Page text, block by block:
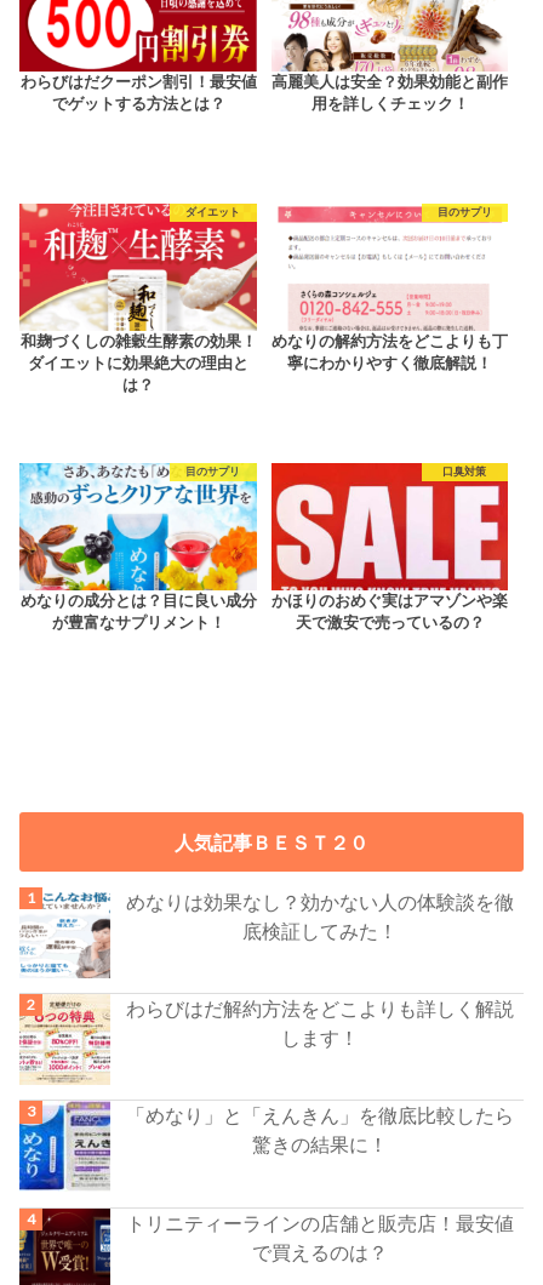
わらびはだクーポン割引！最安値
でゲットする方法とは？
高麗美人は安全？効果効能と副作
用を詳しくチェック！
ダイエット
和麹づくしの雑穀生酵素の効果！
ダイエットに効果絶大の理由と
は？
目のサプリ
めなりの解約方法をどこよりも丁
寧にわかりやすく徹底解説！
目のサプリ
めなりの成分とは？目に良い成分
が豊富なサプリメント！
口臭対策
かほりのおめぐ実はアマゾンや楽
天で激安で売っているの？
人気記事ＢＥＳＴ２０
めなりは効果なし？効かない人の体験談を徹
底検証してみた！
わらびはだ解約方法をどこよりも詳しく解説
します！
「めなり」と「えんきん」を徹底比較したら
驚きの結果に！
トリニティーラインの店舗と販売店！最安値
で買えるのは？